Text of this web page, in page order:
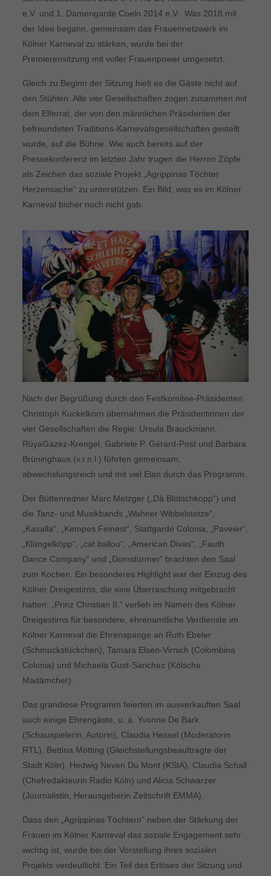
e.V. und 1. Damengarde Coeln 2014 e.V.. Was 2018 mit
der Idee begann, gemeinsam das Frauennetzwerk im
Kölner Karneval zu stärken, wurde bei der
Premierensitzung mit voller Frauenpower umgesetzt.
Gleich zu Beginn der Sitzung hielt es die Gäste nicht auf
den Stühlen. Alle vier Gesellschaften zogen zusammen mit
dem Elferrat, der von den männlichen Präsidenten der
befreundeten Traditions-Karnevalsgesellschaften gestellt
wurde, auf die Bühne. Wie auch bereits auf der
Pressekonferenz im letzten Jahr trugen die Herren Zöpfe
als Zeichen das soziale Projekt „Agrippinas Töchter
Herzensache“ zu unterstützen. Ein Bild, was es im Kölner
Karneval bisher noch nicht gab.
Nach der Begrüßung durch den Festkomitee-Präsidenten
Christoph Kuckelkorn übernahmen die Präsidentinnen der
vier Gesellschaften die Regie: Ursula Brauckmann,
RüyaGazez-Krengel, Gabriele P. Gérard-Post und Barbara
Brüninghaus (v.r.n.l.) führten gemeinsam,
abwechslungsreich und mit viel Elan durch das Programm.
Der Büttenredner Marc Metzger („Dä Blötschkopp“) und
die Tanz- und Musikbands „Wahner Wibbelstetze“,
„Kasalla“, „Kempes Feinest“, Stattgarde Colonia, „Paveier“,
„Klüngelköpp“, „cat ballou“, „American Divas“, „Fauth
Dance Company“ und „Domstürmer“ brachten den Saal
zum Kochen. Ein besonderes Highlight war der Einzug des
Kölner Dreigestirns, die eine Überraschung mitgebracht
hatten: „Prinz Christian II.“ verlieh im Namen des Kölner
Dreigestirns für besondere, ehrenamtliche Verdienste im
Kölner Karneval die Ehrenspange an Ruth Ebeler
(Schmuckstückchen), Tamara Elsen-Virnich (Colombina
Colonia) und Michaela Gust-Sanchez (Kölsche
Madämcher).
Das grandiose Programm feierten im ausverkauften Saal
auch einige Ehrengäste, u. a. Yvonne De Bark
(Schauspielerin, Autorin), Claudia Hessel (Moderatorin
RTL), Bettina Mötting (Gleichstellungsbeauftragte der
Stadt Köln), Hedwig Neven Du Mont (KStA), Claudia Schall
(Chefredakteurin Radio Köln) und Alicia Schwarzer
(Journalistin, Herausgeberin Zeitschrift EMMA).
Dass den „Agrippinas Töchtern“ neben der Stärkung der
Frauen im Kölner Karneval das soziale Engagement sehr
wichtig ist, wurde bei der Vorstellung ihres sozialen
Projekts verdeutlicht. Ein Teil des Erlöses der Sitzung und